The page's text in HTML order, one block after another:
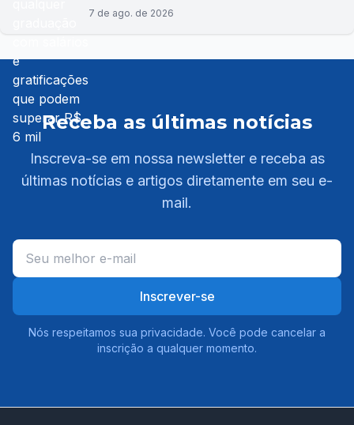
7 de ago. de 2026
Receba as últimas notícias
Inscreva-se em nossa newsletter e receba as
últimas notícias e artigos diretamente em seu e-
mail.
Inscrever-se
Nós respeitamos sua privacidade. Você pode cancelar a
inscrição a qualquer momento.